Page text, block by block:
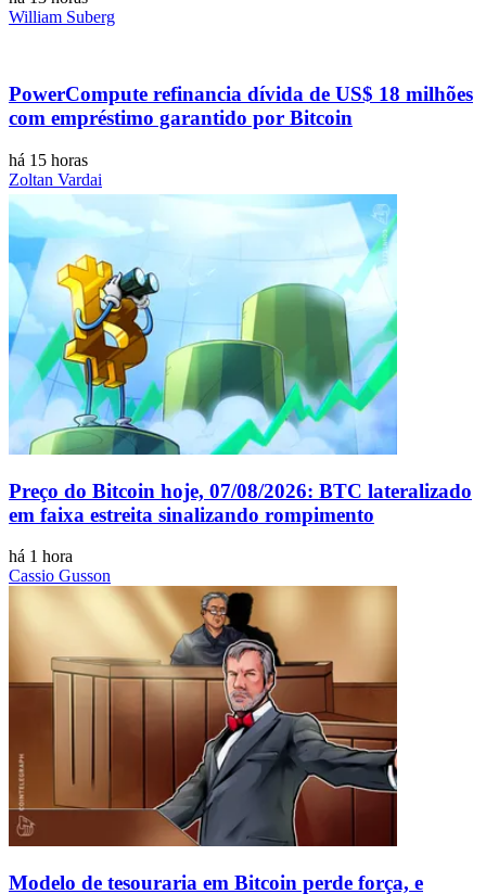
William Suberg
PowerCompute refinancia dívida de US$ 18 milhões
com empréstimo garantido por Bitcoin
há 15 horas
Zoltan Vardai
Preço do Bitcoin hoje, 07/08/2026: BTC lateralizado
em faixa estreita sinalizando rompimento
há 1 hora
Cassio Gusson
Modelo de tesouraria em Bitcoin perde força, e